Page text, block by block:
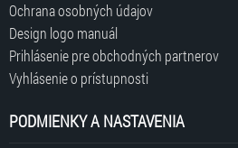
Ochrana osobných údajov
Design logo manuál
Prihlásenie pre obchodných partnerov
Vyhlásenie o prístupnosti
PODMIENKY A NASTAVENIA